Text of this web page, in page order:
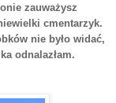
zauważysz
cmentarzyk.
nie było widać,
odnalazłam.